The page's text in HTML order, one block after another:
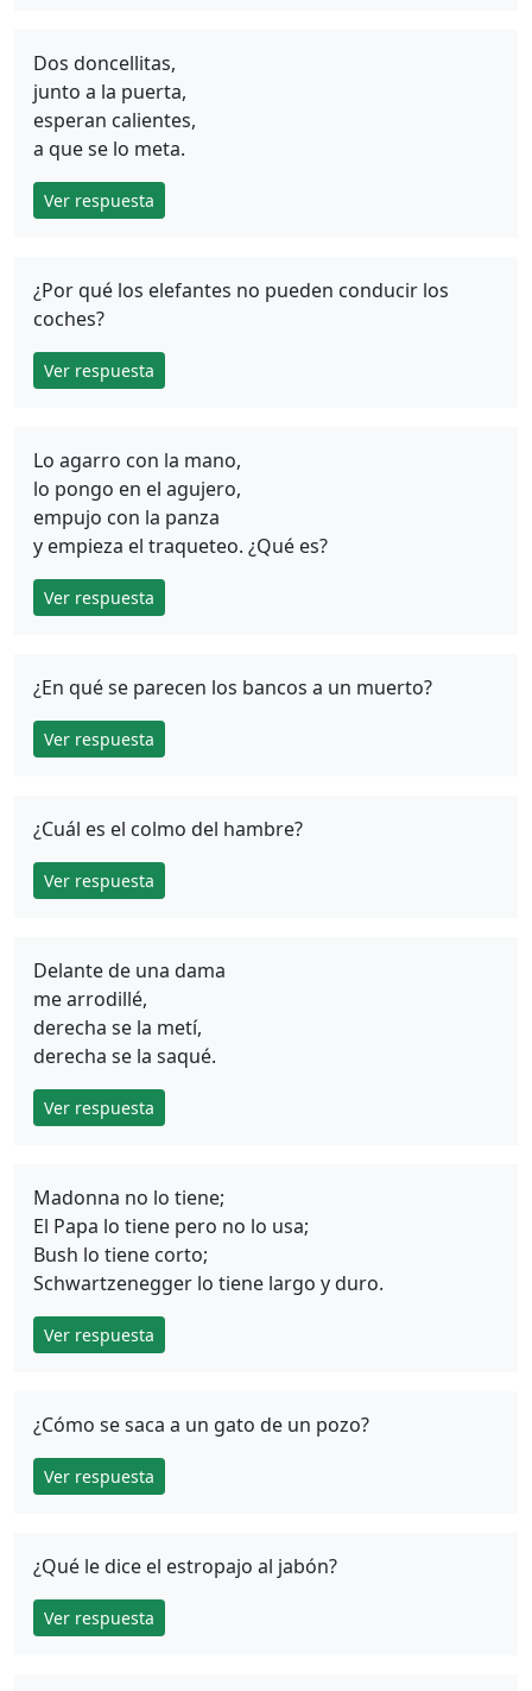
Dos doncellitas,
junto a la puerta,
esperan calientes,
a que se lo meta.
Ver respuesta
¿Por qué los elefantes no pueden conducir los
coches?
Ver respuesta
Lo agarro con la mano,
lo pongo en el agujero,
empujo con la panza
y empieza el traqueteo. ¿Qué es?
Ver respuesta
¿En qué se parecen los bancos a un muerto?
Ver respuesta
¿Cuál es el colmo del hambre?
Ver respuesta
Delante de una dama
me arrodillé,
derecha se la metí,
derecha se la saqué.
Ver respuesta
Madonna no lo tiene;
El Papa lo tiene pero no lo usa;
Bush lo tiene corto;
Schwartzenegger lo tiene largo y duro.
Ver respuesta
¿Cómo se saca a un gato de un pozo?
Ver respuesta
¿Qué le dice el estropajo al jabón?
Ver respuesta